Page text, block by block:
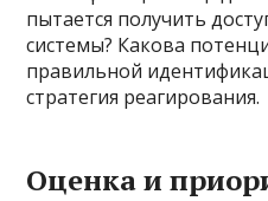
пытается получить
системы? Какова
правильной
стратегия реагирования.
Оценка и